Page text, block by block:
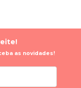
as novidades!